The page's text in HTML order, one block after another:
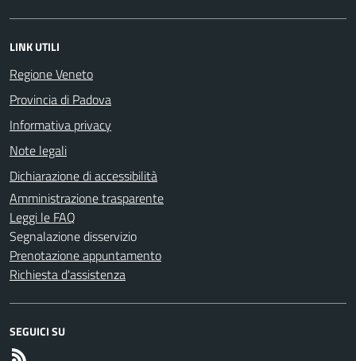
LINK UTILI
Regione Veneto
Provincia di Padova
Informativa privacy
Note legali
Dichiarazione di accessibilità
Amministrazione trasparente
Leggi le FAQ
Segnalazione disservizio
Prenotazione appuntamento
Richiesta d'assistenza
SEGUICI SU